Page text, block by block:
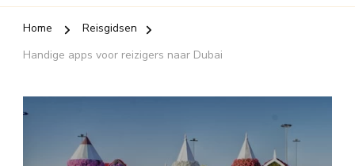
Home
Reisgidsen
Handige apps voor reizigers naar Dubai